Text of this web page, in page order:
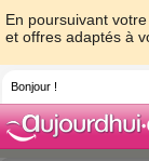
En poursuivant
et offres adaptés à
Bonjour !